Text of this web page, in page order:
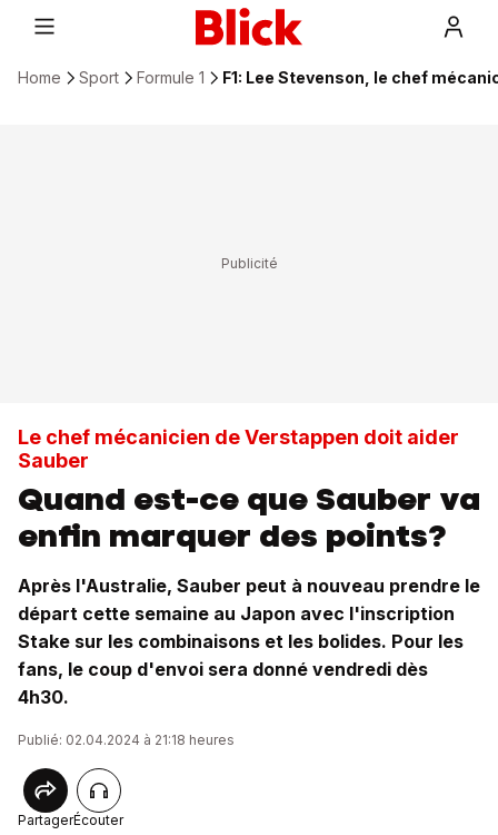
Home Sport Formule 1 F1: Lee Stevenson, le chef
Le chef mécanicien de Verstappen doit aider
Sauber
Quand est-ce que Sauber va
enfin marquer des points?
Après l'Australie, Sauber peut à nouveau prendre le
départ cette semaine au Japon avec l'inscription
Stake sur les combinaisons et les bolides. Pour les
fans, le coup d'envoi sera donné vendredi dès
4h30.
Publié: 02.04.2024 à 21:18 heures
PartagerÉcouter